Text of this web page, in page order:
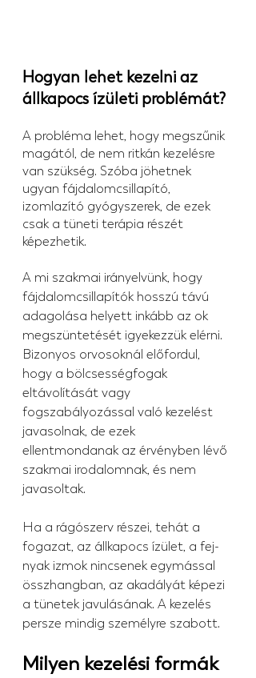
Hogyan lehet kezelni az
állkapocs ízületi problémát?
A probléma lehet, hogy megszűnik
magától, de nem ritkán kezelésre
van szükség. Szóba jöhetnek
ugyan fájdalomcsillapító,
izomlazító gyógyszerek, de ezek
csak a tüneti terápia részét
képezhetik.
A mi szakmai irányelvünk, hogy
fájdalomcsillapítók hosszú távú
adagolása helyett inkább az ok
megszüntetését igyekezzük elérni.
Bizonyos orvosoknál előfordul,
hogy a bölcsességfogak
eltávolítását vagy
fogszabályozással való kezelést
javasolnak, de ezek
ellentmondanak az érvényben lévő
szakmai irodalomnak, és nem
javasoltak.
Ha a rágószerv részei, tehát a
fogazat, az állkapocs ízület, a fej-
nyak izmok nincsenek egymással
összhangban, az akadályát képezi
a tünetek javulásának. A kezelés
persze mindig személyre szabott.
Milyen kezelési formák